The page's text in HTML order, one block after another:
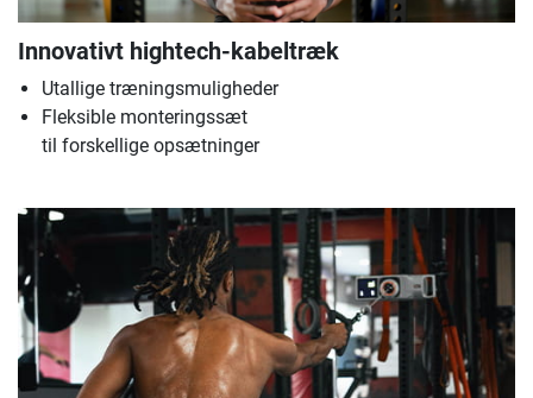
Innovativt hightech-kabeltræk
Utallige træningsmuligheder
Fleksible monteringssæt
til forskellige opsætninger